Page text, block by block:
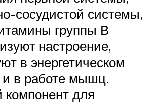
сосудистой системы,
группы В
настроение,
в энергетическом
в работе мышц.
для